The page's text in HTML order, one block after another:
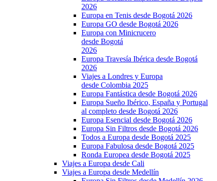
2026
Europa en Tenis desde Bogotá 2026
Europa GO desde Bogotá 2026
Europa con Minicrucero
desde Bogotá
2026
Europa Travesía Ibérica desde Bogotá
2026
Viajes a Londres y Europa
desde Colombia 2025
Europa Fantástica desde Bogotá 2026
Europa Sueño Ibérico, España y Portugal
al completo desde Bogotá 2026
Europa Esencial desde Bogotá 2026
Europa Sin Filtros desde Bogotá 2026
Todos a Europa desde Bogotá 2025
Europa Fabulosa desde Bogotá 2025
Ronda Europea desde Bogotá 2025
Viajes a Europa desde Cali
Viajes a Europa desde Medellín